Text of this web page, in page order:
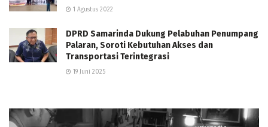
1 Agustus 2022
DPRD Samarinda Dukung Pelabuhan Penumpang
Palaran, Soroti Kebutuhan Akses dan
Transportasi Terintegrasi
19 Juni 2025